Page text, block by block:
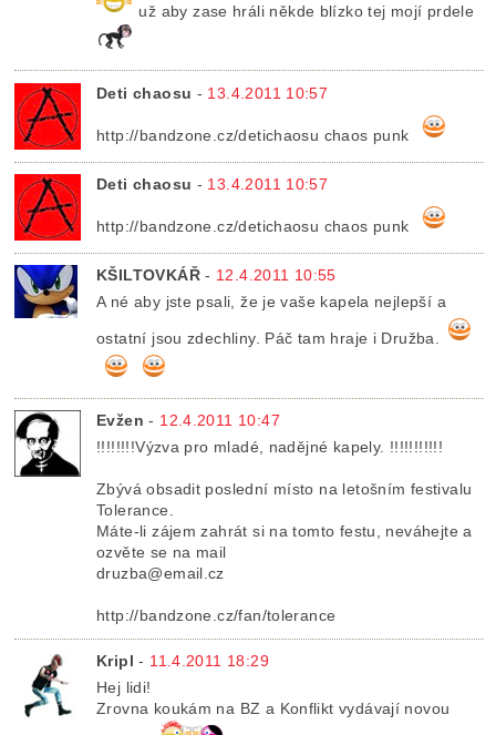
už aby zase hráli někde blízko tej mojí prdele
Deti chaosu - 13.4.2011 10:57
http://bandzone.cz/detichaosu chaos punk
Deti chaosu - 13.4.2011 10:57
http://bandzone.cz/detichaosu chaos punk
KŠILTOVKÁŘ- 12.4.2011 10:55
A né aby jste psali, že je vaše kapela nejlepší a
ostatní jsou zdechliny. Páč tam hraje i Družba.
Evžen - 12.4.2011 10:47
!!!!!!!!Výzva pro mladé, nadějné kapely. !!!!!!!!!!!
Zbývá obsadit poslední místo na letošním festivalu
Tolerance.
Máte-li zájem zahrát si na tomto festu, neváhejte a
ozvěte se na mail
druzba@email.cz
http://bandzone.cz/fan/tolerance
Kripl - 11.4.2011 18:29
Hej lidi!
Zrovna koukám na BZ a Konflikt vydávají novou